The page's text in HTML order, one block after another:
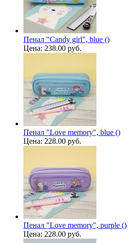
Пенал "Candy girl", blue ()
Цена: 238.00 руб.
Пенал "Love memory", blue ()
Цена: 228.00 руб.
Пенал "Love memory", purple ()
Цена: 228.00 руб.